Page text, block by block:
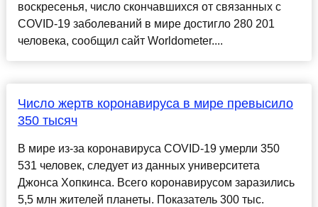
воскресенья, число скончавшихся от связанных с
COVID-19 заболеваний в мире достигло 280 201
человека, сообщил сайт Worldometer....
Число жертв коронавируса в мире превысило
350 тысяч
В мире из-за коронавируса COVID-19 умерли 350
531 человек, следует из данных университета
Джонса Хопкинса. Всего коронавирусом заразились
5,5 млн жителей планеты. Показатель 300 тыс.